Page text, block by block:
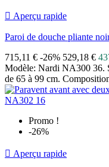
 Aperçu rapide
Paroi de douche pliante
715,11 € -26% 529,18 €
Modèle: Nardi NA300 36.
de 65 à 99 cm.
Promo !
-26%
 Aperçu rapide